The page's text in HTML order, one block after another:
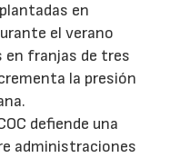
en
el verano
franjas de tres
la presión
defiende una
administraciones